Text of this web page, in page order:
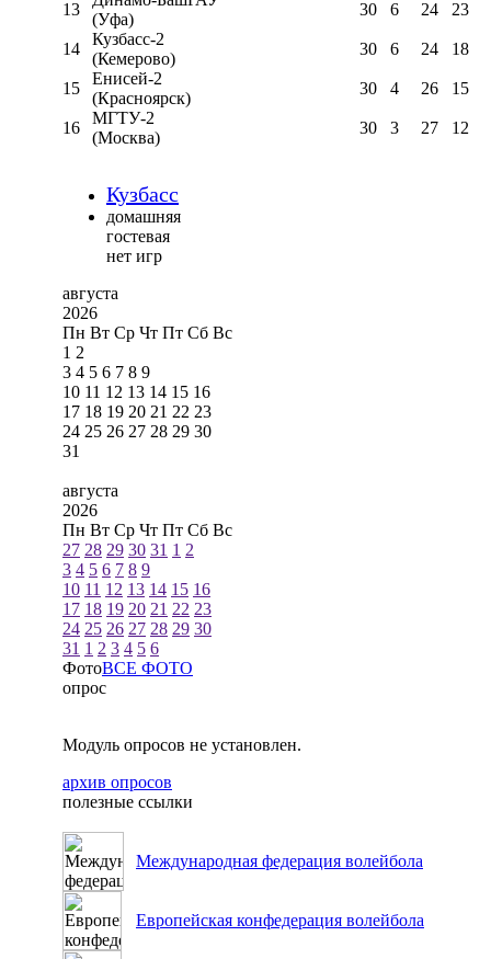
13
(Уфа)
30 6 24 23
14
Кузбасс-2
(Кемерово)
30 6 24 18
15
Енисей-2
(Красноярск)
30 4 26 15
16
МГТУ-2
(Москва)
30 3 27 12
Кузбасс
домашняя
гостевая
нет игр
августа
2026
Пн Вт Ср Чт Пт Сб Вс
1 2
3 4 5 6 7 8 9
10 11 12 13 14 15 16
17 18 19 20 21 22 23
24 25 26 27 28 29 30
31
августа
2026
Пн Вт Ср Чт Пт Сб Вс
27 28 29 30 31 1 2
3 4 5 6 7 8 9
10 11 12 13 14 15 16
17 18 19 20 21 22 23
24 25 26 27 28 29 30
31 1 2 3 4 5 6
ФотоВСЕ ФОТО
опрос
Модуль опросов не установлен.
архив опросов
полезные ссылки
Международная федерация волейбола
Европейская конфедерация волейбола